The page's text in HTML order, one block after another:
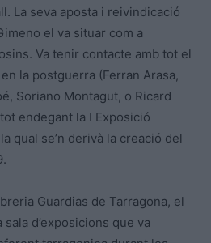
La seva aposta i reivindicació
el va situar com a
Va tenir contacte amb tot el
la postguerra (Ferran Arasa,
Soriano Montagut, o Ricard
endegant la I Exposició
qual se’n derivà la creació del
Guardias de Tarragona, el
d’exposicions que va